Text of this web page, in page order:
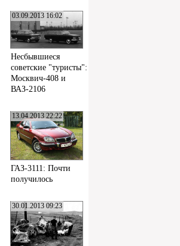
03.09.2013 16:02
Несбывшиеся
советские "туристы":
Москвич-408 и
ВАЗ-2106
13.04.2013 22:22
ГАЗ-3111: Почти
получилось
30.01.2013 09:23